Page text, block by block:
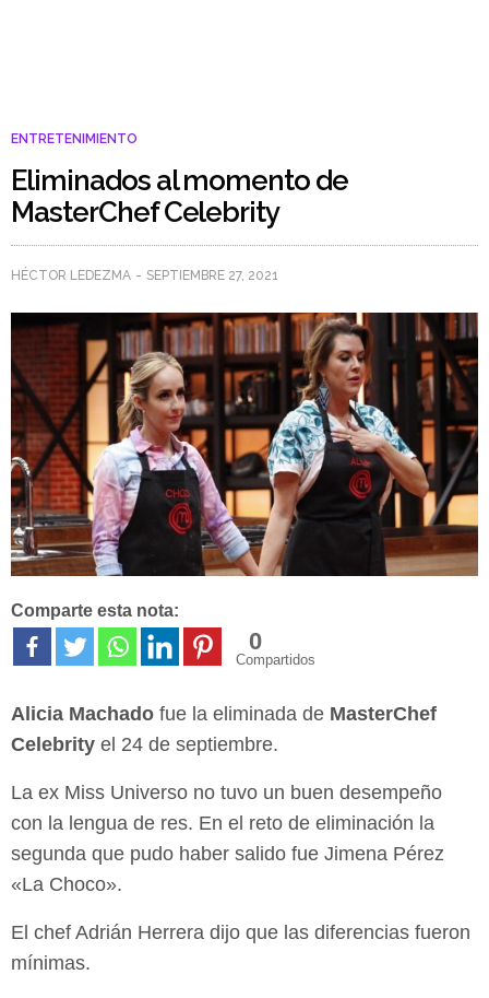
ENTRETENIMIENTO
Eliminados al momento de
MasterChef Celebrity
HÉCTOR LEDEZMA SEPTIEMBRE 27, 2021
Comparte esta nota:
0
Compartidos
Alicia Machado fue la eliminada de MasterChef
Celebrity el 24 de septiembre.
La ex Miss Universo no tuvo un buen desempeño
con la lengua de res. En el reto de eliminación la
segunda que pudo haber salido fue Jimena Pérez
«La Choco».
El chef Adrián Herrera dijo que las diferencias fueron
mínimas.